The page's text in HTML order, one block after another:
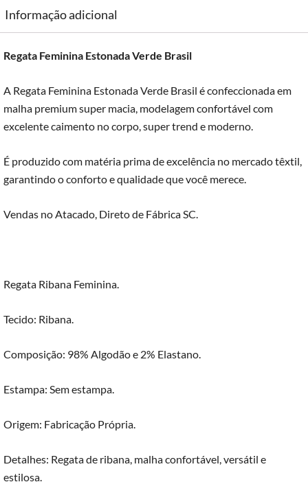
Informação adicional
Regata Feminina Estonada Verde Brasil
A Regata Feminina Estonada Verde Brasil é confeccionada em
malha premium super macia, modelagem confortável com
excelente caimento no corpo, super trend e moderno.
É produzido com matéria prima de excelência no mercado têxtil,
garantindo o conforto e qualidade que você merece.
Vendas no Atacado, Direto de Fábrica SC.
Regata Ribana Feminina.
Tecido: Ribana.
Composição: 98% Algodão e 2% Elastano.
Estampa: Sem estampa.
Origem: Fabricação Própria.
Detalhes: Regata de ribana, malha confortável, versátil e
estilosa.